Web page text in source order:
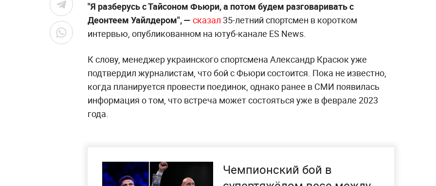
"Я разберусь с Тайсоном Фьюри, а потом будем разговаривать с
Деонтеем Уайлдером", — сказал 35-летний спортсмен в коротком
интервью, опубликованном на ютуб-канале ES News.
К слову, менеджер украинского спортсмена Александр Красюк уже
подтвердил журналистам, что бой с Фьюри состоится. Пока не известно,
когда планируется провести поединок, однако ранее в СМИ появилась
информация о том, что встреча может состояться уже в феврале 2023
года.
Чемпионский бой в